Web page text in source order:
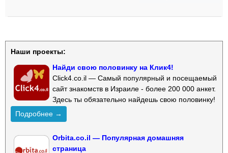
Наши проекты:
Найди свою половинку на Клик4!
Click4.co.il — Самый популярный и посещаемый
сайт знакомств в Израиле - более 200 000 анкет.
Здесь ты обязательно найдешь свою половинку!
Подробнее →
Orbita.co.il — Популярная домашняя
страница